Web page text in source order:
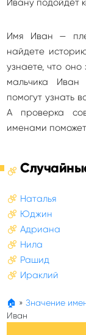
Ивану подойдёт
Имя Иван —
найдете
узнаете, что оно
мальчика
помогут узнать
А проверка
именами
Наталья
Юджин
Адриана
Нила
Рашид
Ираклий
🏠 » Значение
Иван